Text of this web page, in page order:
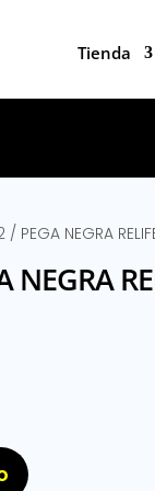
Tienda
PEGA NEGRA
NEGRA